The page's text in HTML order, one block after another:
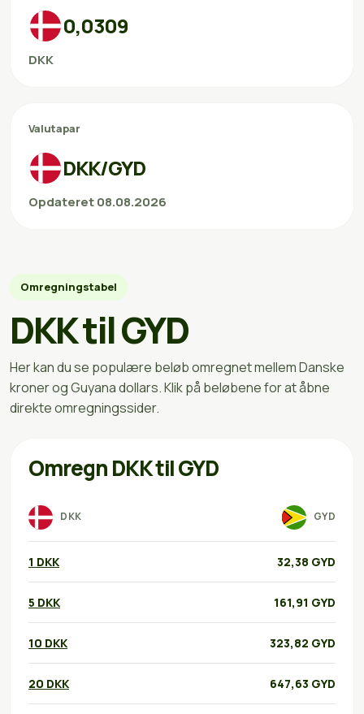
0,0309
DKK
Valutapar
DKK/GYD
Opdateret 08.08.2026
Omregningstabel
DKK til GYD
Her kan du se populære beløb omregnet mellem Danske
kroner og Guyana dollars. Klik på beløbene for at åbne
direkte omregningssider.
Omregn DKK til GYD
DKK GYD
1 DKK 32,38 GYD
5 DKK 161,91 GYD
10 DKK 323,82 GYD
20 DKK 647,63 GYD